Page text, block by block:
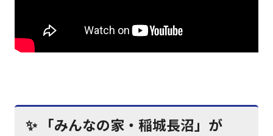
✨ 「みんなの家・稲城長沼」が